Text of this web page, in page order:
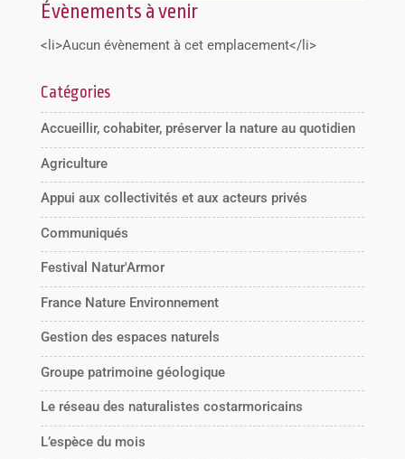
Évènements à venir
<li>Aucun évènement à cet emplacement</li>
Catégories
Accueillir, cohabiter, préserver la nature au quotidien
Agriculture
Appui aux collectivités et aux acteurs privés
Communiqués
Festival Natur'Armor
France Nature Environnement
Gestion des espaces naturels
Groupe patrimoine géologique
Le réseau des naturalistes costarmoricains
L’espèce du mois